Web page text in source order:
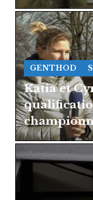
GENTHOD
Katia et